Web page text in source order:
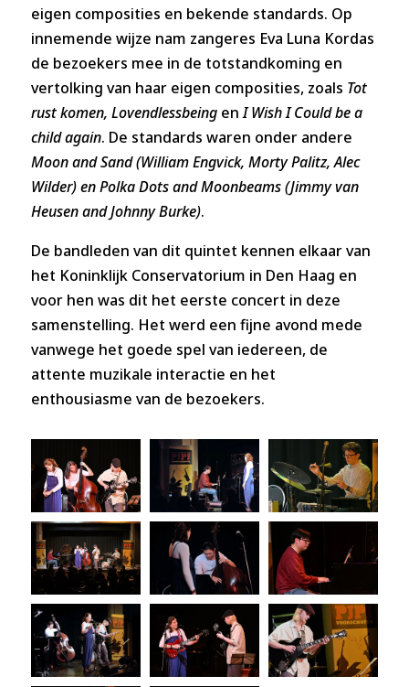
eigen composities en bekende standards. Op
innemende wijze nam zangeres Eva Luna Kordas
de bezoekers mee in de totstandkoming en
vertolking van haar eigen composities, zoals Tot
rust komen, LovendlessbeingenI Wish I Could be a
child again. De standards waren onder andere
Moon and Sand (William Engvick, Morty Palitz, Alec
Wilder) en Polka Dots and Moonbeams (Jimmy van
Heusen and Johnny Burke).
De bandleden van dit quintet kennen elkaar van
het Koninklijk Conservatorium in Den Haag en
voor hen was dit het eerste concert in deze
samenstelling. Het werd een fijne avond mede
vanwege het goede spel van iedereen, de
attente muzikale interactie en het
enthousiasme van de bezoekers.